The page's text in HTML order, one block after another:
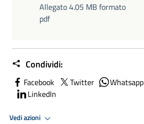
Allegato 4.05 MB formato
pdf
Condividi:
Facebook Twitter Whatsapp
LinkedIn
Vedi azioni